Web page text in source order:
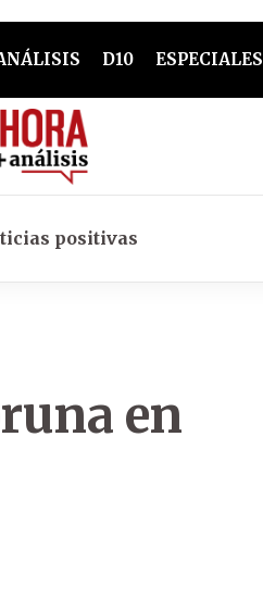
D10 ESPECIALES
positivas
en